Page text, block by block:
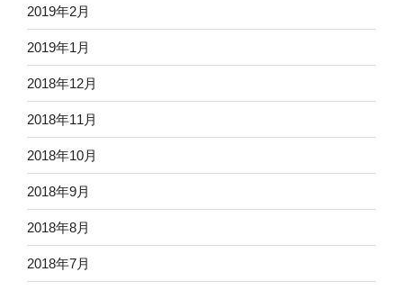
2019年2月
2019年1月
2018年12月
2018年11月
2018年10月
2018年9月
2018年8月
2018年7月